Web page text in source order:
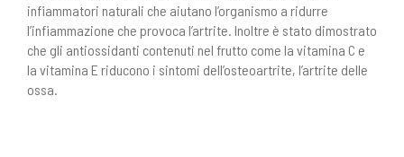
infiammatori naturali che aiutano l’organismo a ridurre
l’infiammazione che provoca l’artrite. Inoltre è stato dimostrato
che gli antiossidanti contenuti nel frutto come la vitamina C e
la vitamina E riducono i sintomi dell’osteoartrite, l’artrite delle
ossa.